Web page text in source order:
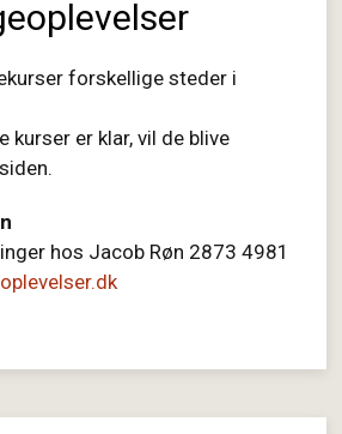
forskellige steder i
kurser er klar, vil de blive
hos Jacob Røn 2873 4981